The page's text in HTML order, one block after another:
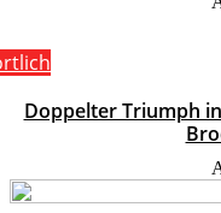
Doppelter Triumph